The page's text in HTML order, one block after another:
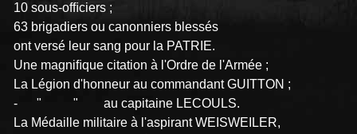
10 sous-ofﬁciers ;
63 brigadiers ou canonniers blessés
ont versé leur sang pour la PATRIE.
Une magniﬁque citation à l'Ordre de l'Armée ;
La Légion d'honneur au commandant GUITTON ;
- " " au capitaine LECOULS.
La Médaille militaire à l'aspirant WEISWEILER,